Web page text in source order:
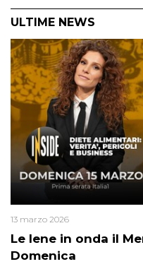
ULTIME NEWS
Le Iene in onda il
Domenica
13 marzo 2026